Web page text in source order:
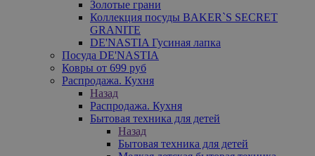
Золотые грани
Коллекция посуды BAKER`S SECRET
GRANITE
DE'NASTIA Гусиная лапка
Посуда DE'NASTIA
Ковры от 699 руб
Распродажа. Кухня
Назад
Распродажа. Кухня
Бытовая техника для детей
Назад
Бытовая техника для детей